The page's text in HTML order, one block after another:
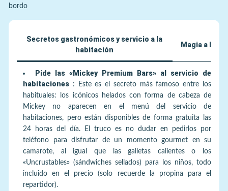
bordo
Secretos gastronómicos y servicio a la
habitación
Magia a
Pide las «Mickey Premium Bars» al servicio de
habitaciones :
Este es el secreto más famoso entre los
habituales: los icónicos helados con forma de cabeza de
Mickey no aparecen en el menú del servicio de
habitaciones, pero están disponibles de forma gratuita las
24 horas del día. El truco es no dudar en pedirlos por
teléfono para disfrutar de un momento gourmet en su
camarote, al igual que las galletas calientes o los
«Uncrustables» (sándwiches sellados) para los niños, todo
incluido en el precio (solo recuerde la propina para el
repartidor).